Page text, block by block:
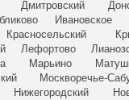
Дмитровский
Ивановское
Красносельский
Лефортово
Марьино
Москворечье-
Нижегородский